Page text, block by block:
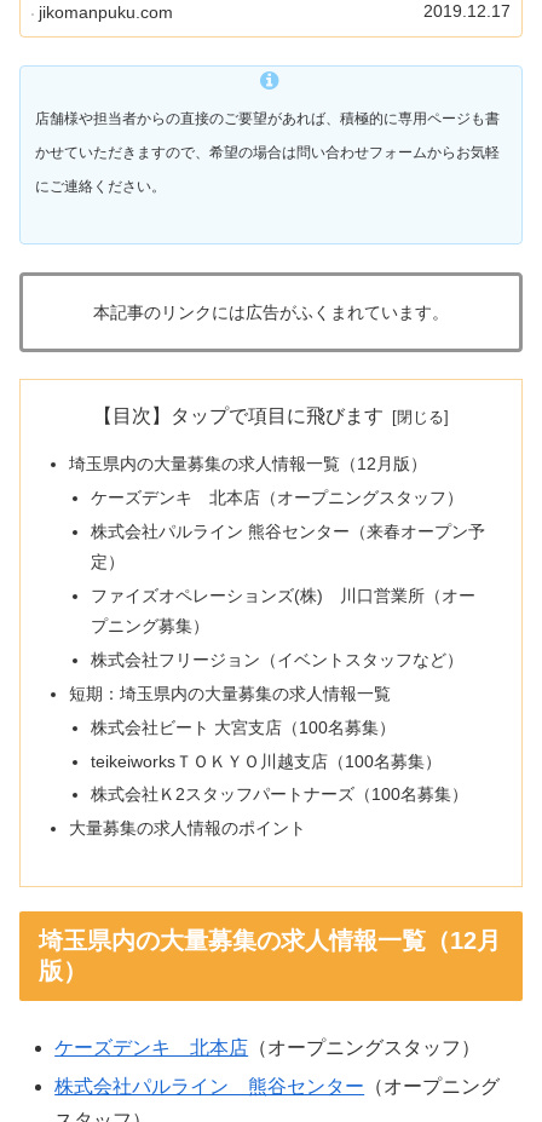
jikomanpuku.com 2019.12.17
店舗様や担当者からの直接のご要望があれば、積極的に専用ページも書
かせていただきますので、希望の場合は問い合わせフォームからお気軽
にご連絡ください。
本記事のリンクには広告がふくまれています。
【目次】タップで項目に飛びます
埼玉県内の大量募集の求人情報一覧（12月版）
ケーズデンキ 北本店（オープニングスタッフ）
株式会社パルライン 熊谷センター（来春オープン予
定）
ファイズオペレーションズ(株) 川口営業所（オー
プニング募集）
株式会社フリージョン（イベントスタッフなど）
短期：埼玉県内の大量募集の求人情報一覧
株式会社ビート 大宮支店（100名募集）
teikeiworksＴＯＫＹＯ川越支店（100名募集）
株式会社Ｋ2スタッフパートナーズ（100名募集）
大量募集の求人情報のポイント
埼玉県内の大量募集の求人情報一覧（12月
版）
ケーズデンキ 北本店 （オープニングスタッフ）
株式会社パルライン 熊谷センター （オープニング